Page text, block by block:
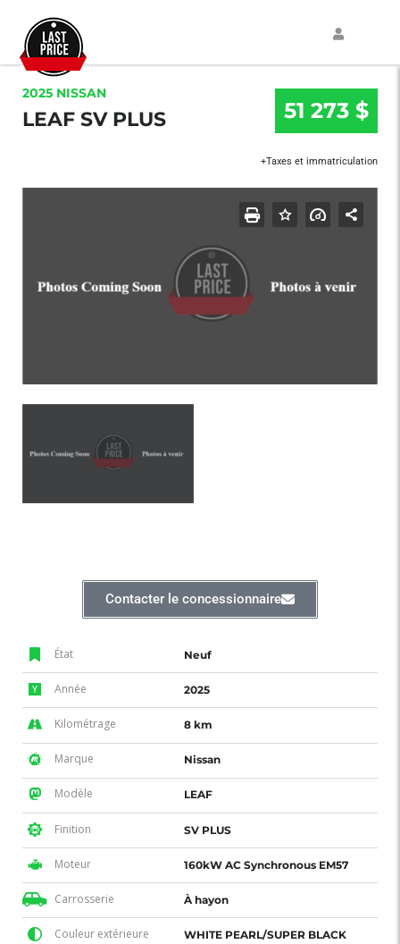
2025 NISSAN
LEAF SV PLUS 51 273 $
+Taxes et immatriculation
Contacter le concessionnaire
État Neuf
Année 2025
Kilométrage 8 km
Marque Nissan
Modèle LEAF
Finition SV PLUS
Moteur 160kW AC Synchronous EM57
Carrosserie À hayon
Couleur extérieure
WHITE PEARL/SUPER BLACK